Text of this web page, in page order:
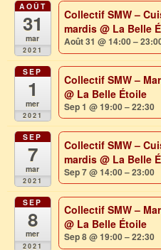
AOÛT
31
mar
2021
Collectif SMW –
mardis@ La Belle
Août 31 @ 14:00 –
SEP
1
mer
2021
Collectif SMW –
@ La Belle Étoile
Sep 1 @ 19:00 – 22:30
SEP
7
mar
2021
Collectif SMW –
mardis@ La Belle
Sep 7 @ 14:00 – 23:00
SEP
8
mer
2021
Collectif SMW –
@ La Belle Étoile
Sep 8 @ 19:00 – 22:30